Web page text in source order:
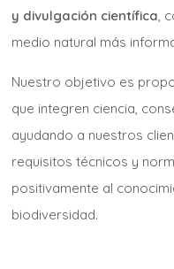
y divulgación científica,
medio natural más
Nuestro objetivo es
que integren ciencia,
ayudando a nuestros
requisitos técnicos y
positivamente al
biodiversidad.